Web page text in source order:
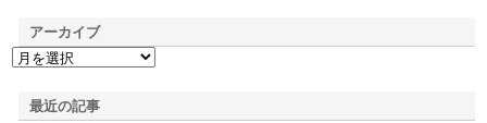
アーカイブ
最近の記事